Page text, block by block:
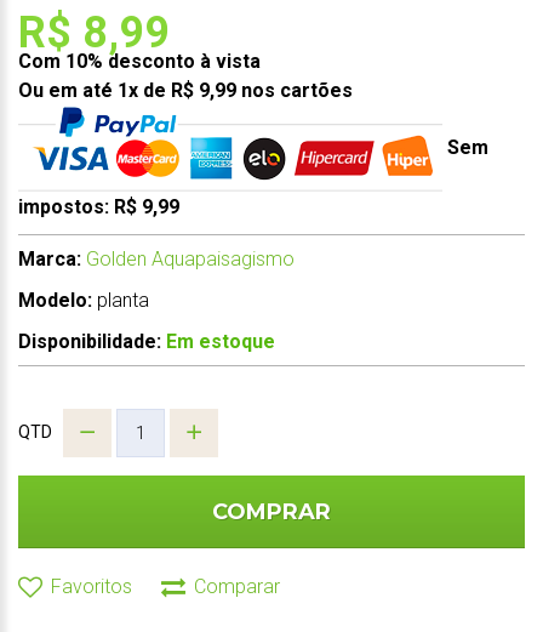
R$ 8,99
Com 10% desconto à vista
Ou em até 1x de R$ 9,99 nos cartões
Sem
impostos: R$ 9,99
Marca: Golden Aquapaisagismo
Modelo: planta
Disponibilidade: Em estoque
QTD
COMPRAR
Favoritos Comparar